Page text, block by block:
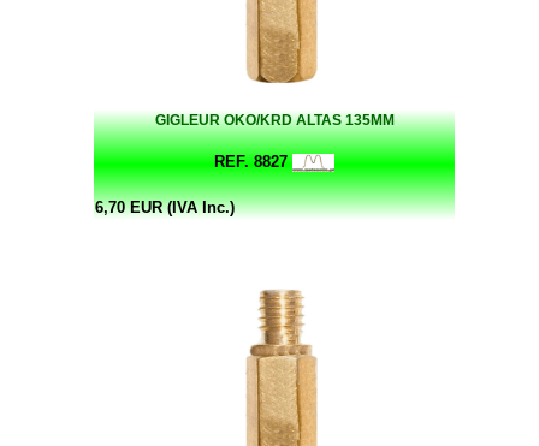
GIGLEUR OKO/KRD ALTAS 135MM
REF. 8827
6,70 EUR (IVA Inc.)